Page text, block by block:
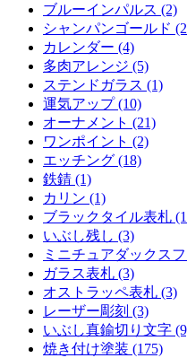
ブルーインパルス (2)
シャンパンゴールド
カレンダー (4)
多肉アレンジ (5)
ステンドガラス (1)
運気アップ (10)
オーナメント (21)
ワンポイント (2)
エッチング (18)
鉄錆 (1)
カリン (1)
ブラックタイル表札
いぶし残し (3)
ミニチュアダックス
ガラス表札 (3)
オストラッペ表札 (3)
レーザー彫刻 (3)
いぶし真鍮切り文字
焼き付け塗装 (175)